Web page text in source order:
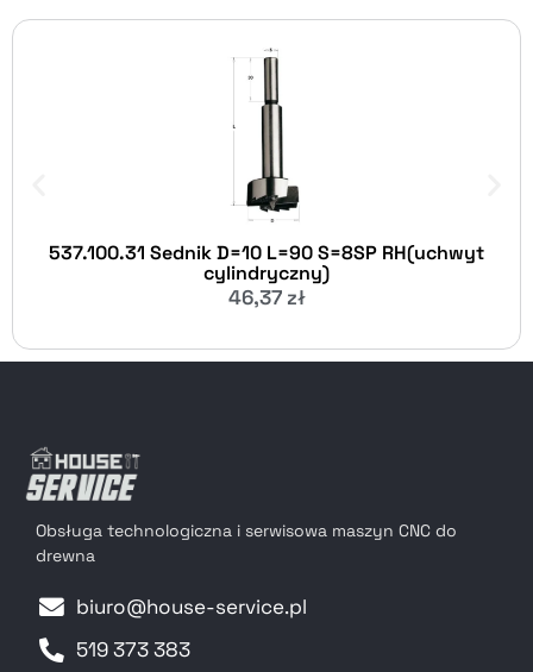
537.100.31 Sednik D=10 L=90 S=8SP RH(uchwyt
cylindryczny)
46,37 zł
Obsługa technologiczna i serwisowa maszyn CNC do
drewna
biuro@house-service.pl
519 373 383